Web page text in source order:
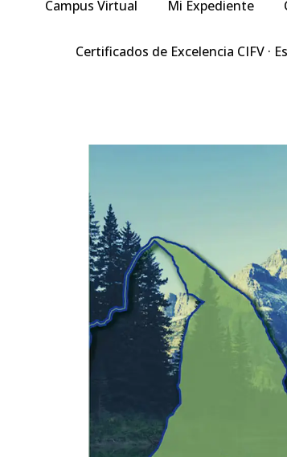
Campus Virtual Mi Expediente
Certificados de Excelencia CIFV ·